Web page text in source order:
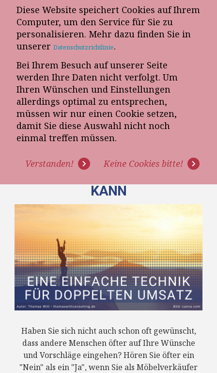
Diese Website speichert Cookies auf Ihrem
Computer, um den Service für Sie zu
personalisieren. Mehr dazu finden Sie in
unserer Datenschutzrichtlinie.
Bei Ihrem Besuch auf unserer Seite
werden Ihre Daten nicht verfolgt. Um
Ihren Wünschen und Einstellungen
allerdings optimal zu entsprechen,
müssen wir nur einen Cookie setzen,
damit Sie diese Auswahl nicht noch
einmal treffen müssen.
Verstanden! Keine Cookies bitte!
E-Mail-Newsletter
Telefon-Termin
EINE EINFACHE
VERKAUFSTECHNIK, DIE IHREN
UMSATZ SOFORT VERDOPPELN
KANN
Haben Sie sich nicht auch schon oft gewünscht,
dass andere Menschen öfter auf Ihre Wünsche
und Vorschläge eingehen? Hören Sie öfter ein
"Nein" als ein "Ja", wenn Sie als Möbelverkäufer